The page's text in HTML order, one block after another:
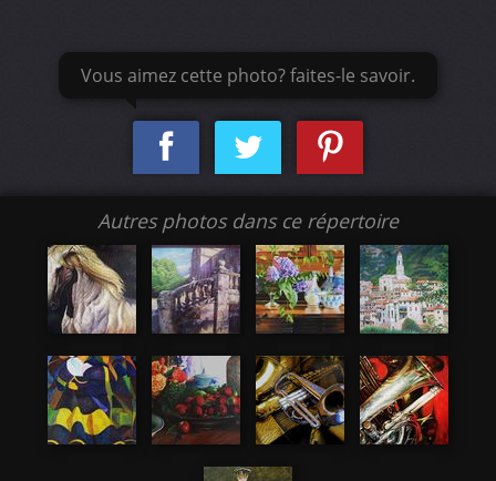
Vous aimez cette photo? faites-le savoir.
Autres photos dans ce répertoire